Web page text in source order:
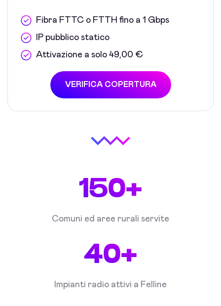
Fibra FTTC o FTTH fino a 1 Gbps
IP pubblico statico
Attivazione a solo 49,00 €
VERIFICA COPERTURA
150+
Comuni ed aree rurali servite
40+
Impianti radio attivi a Felline